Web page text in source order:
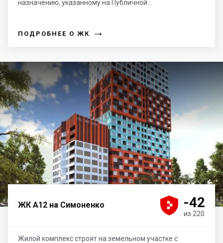
назначению, указанному на Публичной...
ПОДРОБНЕЕ О ЖК →
ЖК А12 на Симоненко 



 -42
из 220
Жилой комплекс строят на земельном участке с